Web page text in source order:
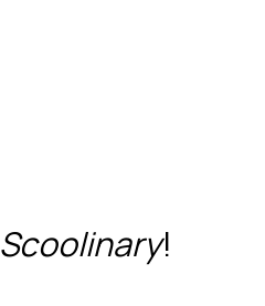
Scoolinary!